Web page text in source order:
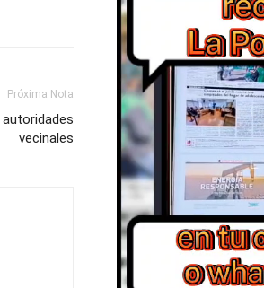
Próxima Nota
vecinales